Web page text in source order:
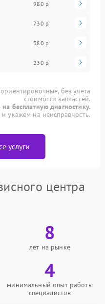
980 р
730 р
580 р
230 р
без учета
стоимости запчастей.
на бесплатную диагностику.
укажем на неисправность.
услуги
центра
8
лет на рынке
4
минимальный опыт работы
специалистов